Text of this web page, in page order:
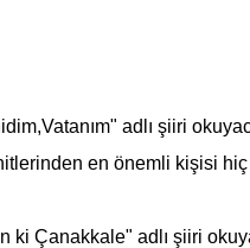
adlı şiiri
en önemli kişisi
ki Çanakkale" adlı şiiri